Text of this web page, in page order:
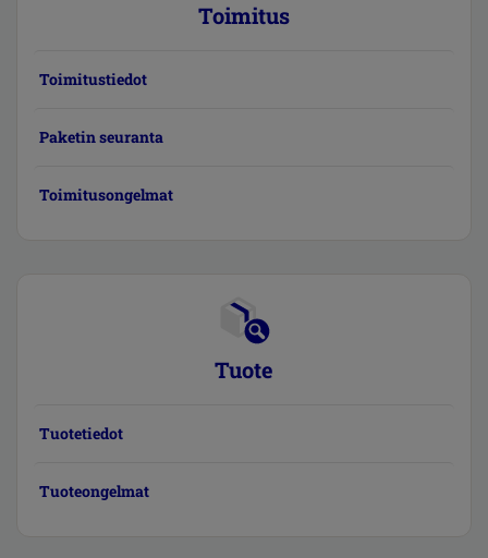
Toimitus
Toimitustiedot
Paketin seuranta
Toimitusongelmat
Tuote
Tuotetiedot
Tuoteongelmat